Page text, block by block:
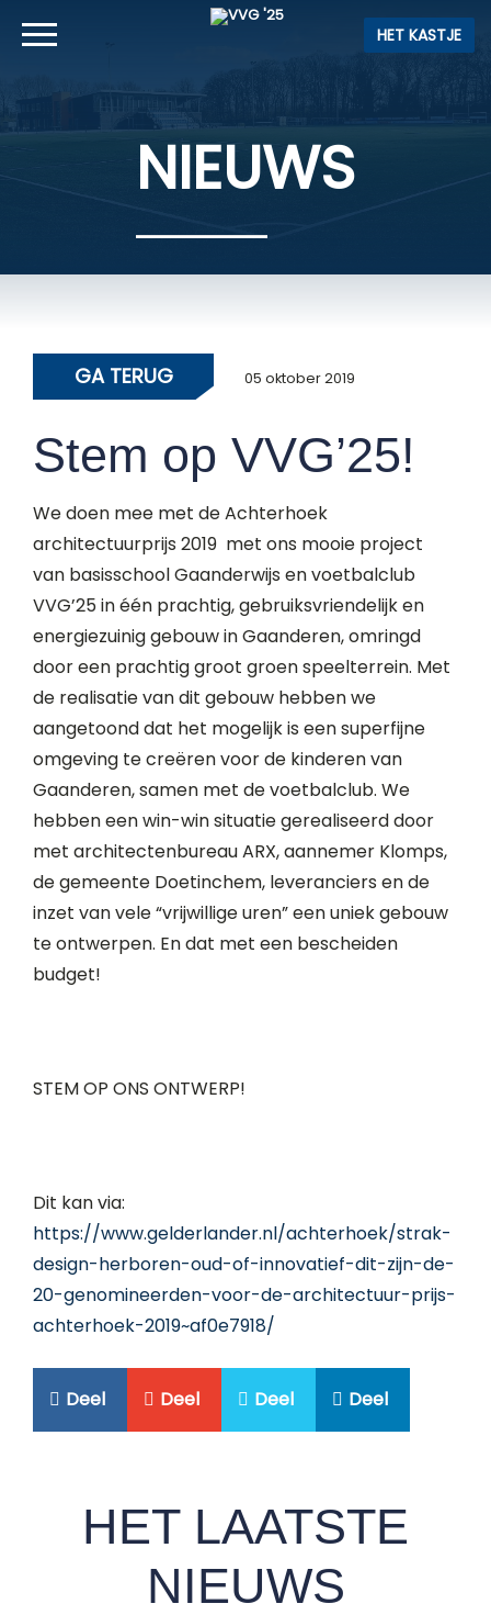
HET KASTJE
NIEUWS
GA TERUG 05 oktober 2019
Stem op VVG’25!
We doen mee met de Achterhoek
architectuurprijs 2019 met ons mooie project
van basisschool Gaanderwijs en voetbalclub
VVG’25 in één prachtig, gebruiksvriendelijk en
energiezuinig gebouw in Gaanderen, omringd
door een prachtig groot groen speelterrein. Met
de realisatie van dit gebouw hebben we
aangetoond dat het mogelijk is een superfijne
omgeving te creëren voor de kinderen van
Gaanderen, samen met de voetbalclub. We
hebben een win-win situatie gerealiseerd door
met architectenbureau ARX, aannemer Klomps,
de gemeente Doetinchem, leveranciers en de
inzet van vele “vrijwillige uren” een uniek gebouw
te ontwerpen. En dat met een bescheiden
budget!
STEM OP ONS ONTWERP!
Dit kan via:
https://www.gelderlander.nl/achterhoek/strak-
design-herboren-oud-of-innovatief-dit-zijn-de-
20-genomineerden-voor-de-architectuur-prijs-
achterhoek-2019~af0e7918/
Deel Deel Deel Deel
HET LAATSTE
NIEUWS